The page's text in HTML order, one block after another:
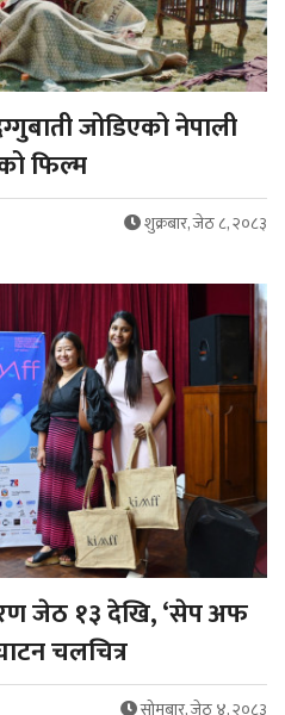
जोडिएको नेपाली
फिल्म
शुक्रबार, जेठ ८, २०८३
जेठ १३ देखि, ‘सेप अफ
चलचित्र
सोमबार, जेठ ४, २०८३